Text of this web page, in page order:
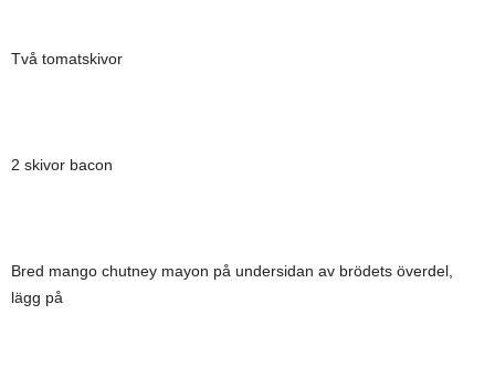
Två tomatskivor
2 skivor bacon
Bred mango chutney mayon på undersidan av brödets överdel,
lägg på